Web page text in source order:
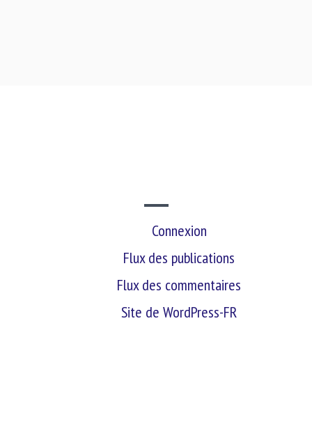
Connexion
Flux des publications
Flux des commentaires
Site de WordPress-FR